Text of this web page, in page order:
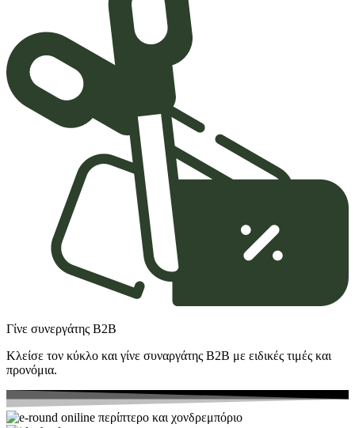
Γίνε συνεργάτης Β2Β
Κλείσε τον κύκλο και γίνε συναργάτης B2Β με ειδικές τιμές και
προνόμια.